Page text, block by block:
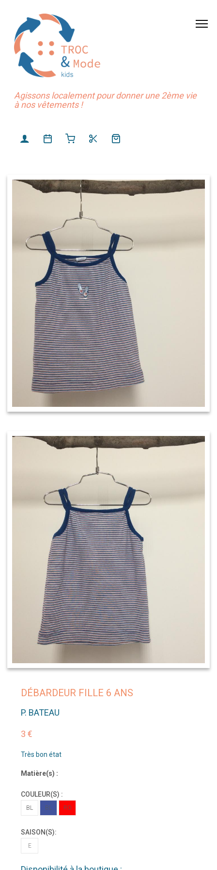
Agissons localement pour donner une 2ème vie
à nos vêtements !
DÉBARDEUR FILLE 6 ANS
P. BATEAU
3 €
Très bon état
Matière(s) :
COULEUR(S) :
BL BL RO
SAISON(S):
E